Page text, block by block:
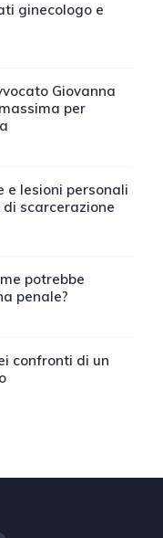
ginecologo e
Giovanna
per
e lesioni personali
scarcerazione
potrebbe
penale?
confronti di un